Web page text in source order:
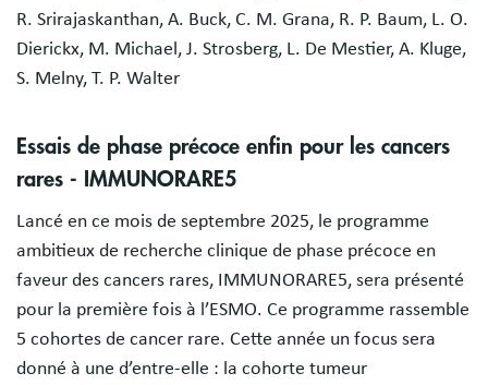
R. Srirajaskanthan, A. Buck, C. M. Grana, R. P. Baum, L. O.
Dierickx, M. Michael, J. Strosberg, L. De Mestier, A. Kluge,
S. Melny, T. P. Walter
Essais de phase précoce enfin pour les cancers
rares - IMMUNORARE5
Lancé en ce mois de septembre 2025, le programme
ambitieux de recherche clinique de phase précoce en
faveur des cancers rares, IMMUNORARE5, sera présenté
pour la première fois à l’ESMO. Ce programme rassemble
5 cohortes de cancer rare. Cette année un focus sera
donné à une d’entre-elle : la cohorte tumeur